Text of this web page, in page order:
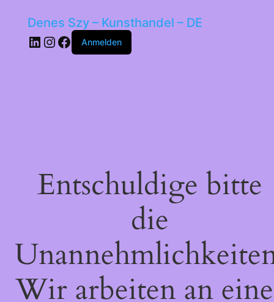
Denes Szy – Kunsthandel – DE
LinkedIn
Instagram
Facebook
Anmelden
Entschuldige bitte
die
Wir arbeiten an